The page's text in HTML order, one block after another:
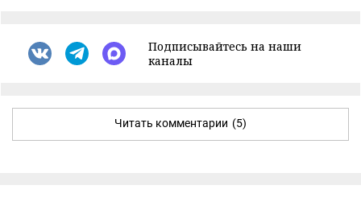
Подписывайтесь на наши
каналы
Читать комментарии (5)